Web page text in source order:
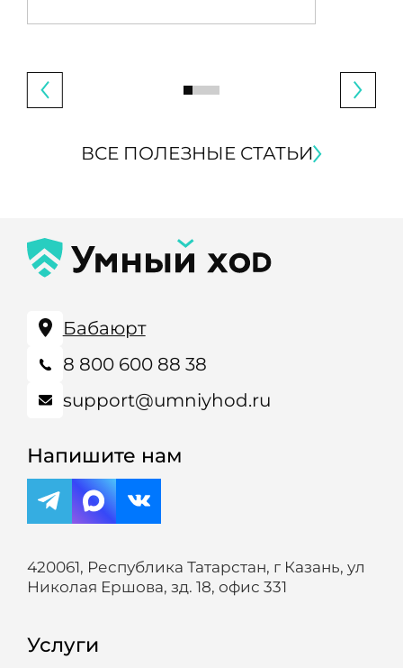
ВСЕ ПОЛЕЗНЫЕ СТАТЬИ
Бабаюрт
8 800 600 88 38
support@umniyhod.ru
Напишите нам
420061, Республика Татарстан, г Казань, ул
Николая Ершова, зд. 18, офис 331
Услуги